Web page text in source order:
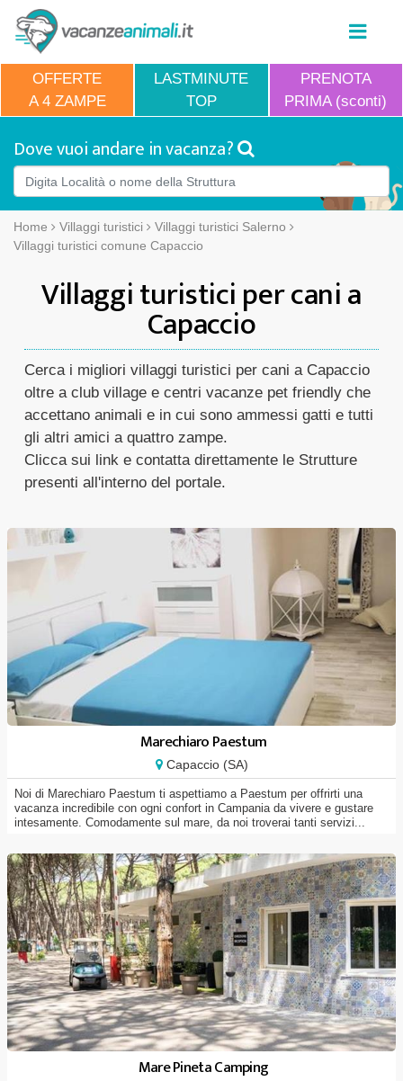
OFFERTE
A 4 ZAMPE
LASTMINUTE
TOP
PRENOTA
PRIMA (sconti)
Dove vuoi andare in vacanza?
Home Villaggi turistici
Villaggi turistici Salerno
Villaggi turistici comune Capaccio
Villaggi turistici per cani a
Capaccio
Cerca i migliori villaggi turistici per cani a Capaccio
oltre a club village e centri vacanze pet friendly che
accettano animali e in cui sono ammessi gatti e tutti
gli altri amici a quattro zampe.
Clicca sui link e contatta direttamente le Strutture
presenti all'interno del portale.
Marechiaro Paestum
Capaccio (SA)
Noi di Marechiaro Paestum ti aspettiamo a Paestum per offrirti una
vacanza incredibile con ogni confort in Campania da vivere e gustare
intesamente. Comodamente sul mare, da noi troverai tanti servizi...
Mare Pineta Camping